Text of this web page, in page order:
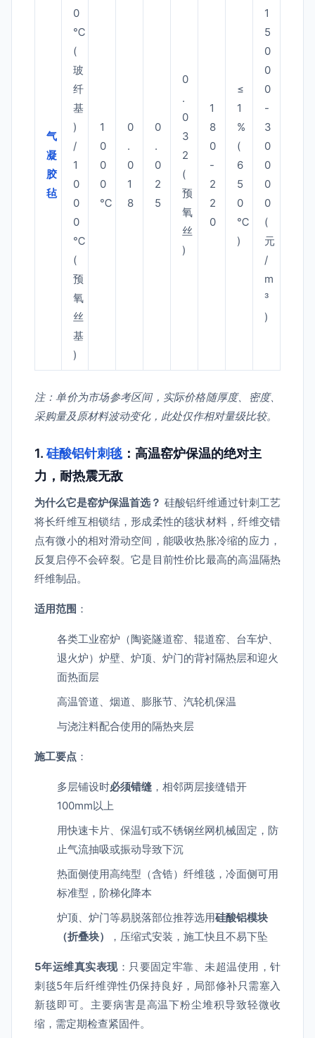
气
凝
胶
毡
0
℃
(
玻
纤
基
)
/
1
0
0
0
℃
(
预
氧
丝
基
)
1
0
0
0
℃
0
.
0
1
8
0
.
0
2
5
0
.
0
3
2
(
预
氧
丝
)
1
8
0
-
2
2
0
≤
1
%
(
6
5
0
℃
)
1
5
0
0
0
-
3
0
0
0
0
(
元
/
m
³
)
注：单价为市场参考区间，实际价格随厚度、密度、
采购量及原材料波动变化，此处仅作相对量级比较。
1.硅酸铝针刺毯：高温窑炉保温的绝对主
力，耐热震无敌
为什么它是窑炉保温首选？ 硅酸铝纤维通过针刺工艺
将长纤维互相锁结，形成柔性的毯状材料，纤维交错
点有微小的相对滑动空间，能吸收热胀冷缩的应力，
反复启停不会碎裂。它是目前性价比最高的高温隔热
纤维制品。
适用范围 ：
各类工业窑炉（陶瓷隧道窑、辊道窑、台车炉、
退火炉）炉壁、炉顶、炉门的背衬隔热层和迎火
面热面层
高温管道、烟道、膨胀节、汽轮机保温
与浇注料配合使用的隔热夹层
施工要点 ：
多层铺设时必须错缝 ，相邻两层接缝错开
100mm以上
用快速卡片、保温钉或不锈钢丝网机械固定，防
止气流抽吸或振动导致下沉
热面侧使用高纯型（含锆）纤维毯，冷面侧可用
标准型，阶梯化降本
炉顶、炉门等易脱落部位推荐选用硅酸铝模块
（折叠块）
，压缩式安装，施工快且不易下坠
5年运维真实表现：只要固定牢靠、未超温使用，针
刺毯5年后纤维弹性仍保持良好，局部修补只需塞入
新毯即可。主要病害是高温下粉尘堆积导致轻微收
缩，需定期检查紧固件。